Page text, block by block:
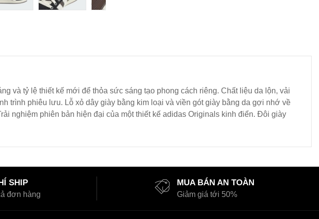
và tỷ lệ thiết kế mới để thỏa sức sáng tạo phong cách riêng. Chất liệu da lộn, vải
trình phiêu lưu. Lỗ xỏ dây giày bằng kim loại và viền gót giày bằng da gợi nhớ về
nghiệm phiên bản hiện đại của một thiết kế adidas Originals kinh điển. Đôi giày
SHIP
đơn hàng
MUA BÁN AN TOÀN
Giảm giá tới 50%